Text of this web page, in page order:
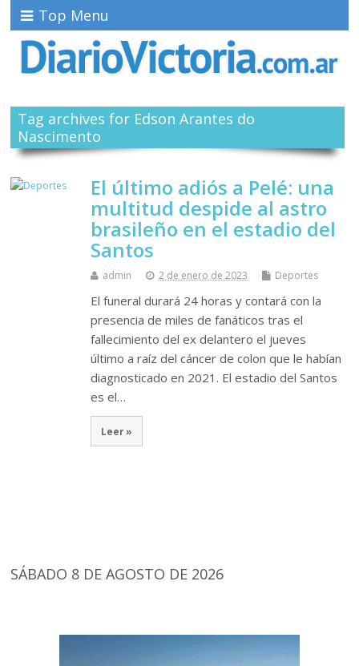
Top Menu
Tag archives for Edson Arantes do
Nascimento
El último adiós a Pelé: una
multitud despide al astro
brasileño en el estadio del
Santos
admin 2 de enero de 2023 Deportes
El funeral durará 24 horas y contará con la
presencia de miles de fanáticos tras el
fallecimiento del ex delantero el jueves
último a raíz del cáncer de colon que le habían
diagnosticado en 2021. El estadio del Santos
es el…
Leer »
SÁBADO 8 DE AGOSTO DE 2026